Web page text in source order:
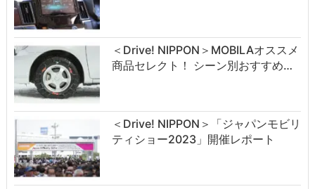
＜Drive! NIPPON＞MOBILAオススメ
商品セレクト！ シーン別おすすめ…
＜Drive! NIPPON＞「ジャパンモビリ
ティショー2023」開催レポート